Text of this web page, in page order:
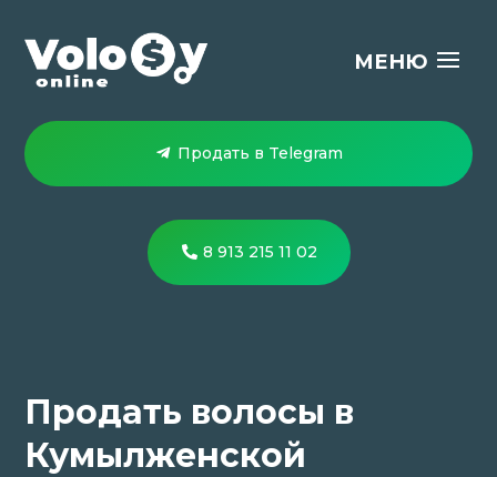
Продать в Telegram
8 913 215 11 02
Продать волосы в
Кумылженской